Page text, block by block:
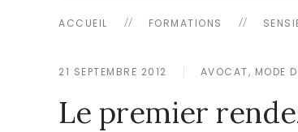
ACCUEIL FORMATIONS
21 SEPTEMBRE 2012 AVOCAT, MODE
Le premier